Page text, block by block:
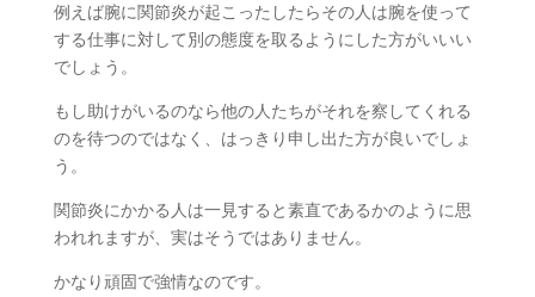
例えば腕に関節炎が起こったしたらその人は腕を使って
する仕事に対して別の態度を取るようにした方がいいい
でしょう。
もし助けがいるのなら他の人たちがそれを察してくれる
のを待つのではなく、はっきり申し出た方が良いでしょ
う。
関節炎にかかる人は一見すると素直であるかのように思
われれますが、実はそうではありません。
かなり頑固で強情なのです。